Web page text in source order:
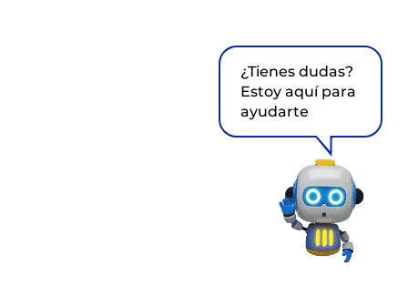
¿Tienes dudas?
Estoy aquí para
ayudarte